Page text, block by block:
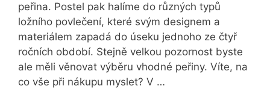
peřina. Postel pak halíme do různých typů
ložního povlečení, které svým designem a
materiálem zapadá do úseku jednoho ze čtyř
ročních období. Stejně velkou pozornost byste
ale měli věnovat výběru vhodné peřiny. Víte, na
co vše při nákupu myslet? V …